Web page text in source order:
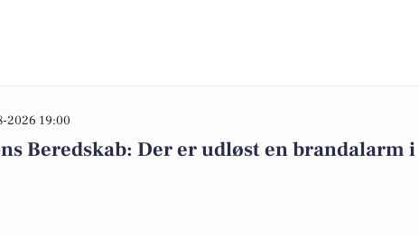
2026 19:00
Beredskab: Der er udløst en brandalarm i